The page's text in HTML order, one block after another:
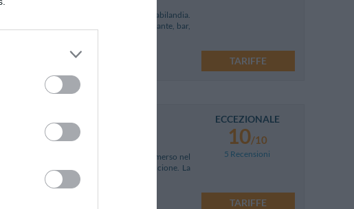
mare e vicinissimo al parco giochi di Fiabilandia.
l'hotel dispone di ampia terrazza, ristorante, bar,
TARIFFE
del 1700 completamente ristrutturato, immerso nel
e riservato a pochi minuti da Rimini e Riccione. La
ECCEZIONALE
10/10
5 Recensioni
TARIFFE